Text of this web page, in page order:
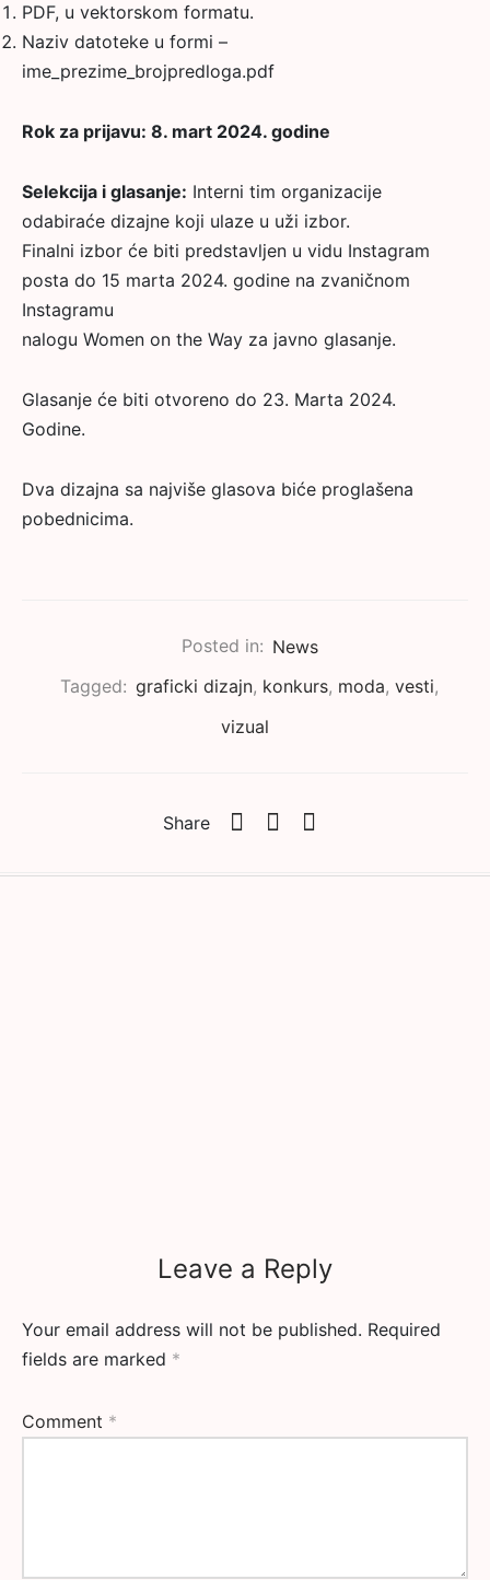
PDF, u vektorskom formatu.
Naziv datoteke u formi –
ime_prezime_brojpredloga.pdf
Rok za prijavu: 8. mart 2024. godine
Selekcija i glasanje: Interni tim organizacije
odabiraće dizajne koji ulaze u uži izbor.
Finalni izbor će biti predstavljen u vidu Instagram
posta do 15 marta 2024. godine na zvaničnom
Instagramu
nalogu Women on the Way za javno glasanje.
Glasanje će biti otvoreno do 23. Marta 2024.
Godine.
Dva dizajna sa najviše glasova biće proglašena
pobednicima.
Posted in: News
Tagged: graficki dizajn, konkurs, moda, vesti,
vizual
Share
Leave a Reply
Your email address will not be published. Required
fields are marked *
Comment *